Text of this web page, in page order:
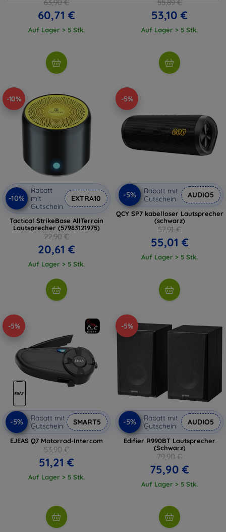
63,90 €
60,71 €
Auf Lager > 5 Stk.
55,89 €
53,10 €
Auf Lager > 5 Stk.
-10%
-10%
Rabatt
mit
Gutschein
EXTRA10
Tactical StrikeBase AllTerrain
Lautsprecher (57983121975)
22,90 €
20,61 €
Auf Lager > 5 Stk.
-5%
-5%
Rabatt mit
Gutschein
AUDIO5
QCY SP7 kabelloser Lautsprecher
(schwarz)
57,91 €
55,01 €
Auf Lager > 5 Stk.
-5%
-5%
Rabatt mit
Gutschein
SMART5
EJEAS Q7 Motorrad-Intercom
53,90 €
51,21 €
Auf Lager > 5 Stk.
-5%
-5%
Rabatt mit
Gutschein
AUDIO5
Edifier R990BT Lautsprecher
(Schwarz)
79,90 €
75,90 €
Auf Lager > 5 Stk.